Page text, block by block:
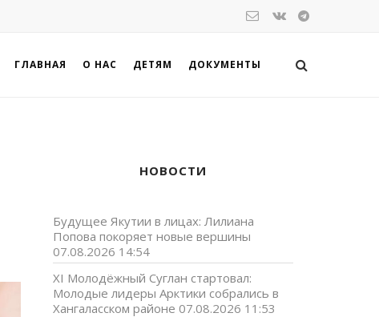
ГЛАВНАЯ О НАС ДЕТЯМ ДОКУМЕНТЫ
НОВОСТИ
Будущее Якутии в лицах: Лилиана
Попова покоряет новые вершины
07.08.2026 14:54
XI Молодёжный Суглан стартовал:
Молодые лидеры Арктики собрались в
Хангаласском районе 07.08.2026 11:53